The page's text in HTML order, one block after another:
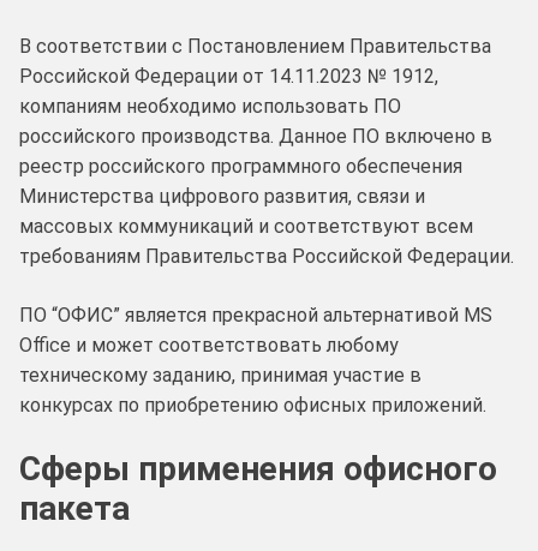
В соответствии с Постановлением Правительства
Российской Федерации от 14.11.2023 № 1912,
компаниям необходимо использовать ПО
российского производства. Данное ПО включено в
реестр российского программного обеспечения
Министерства цифрового развития, связи и
массовых коммуникаций и соответствуют всем
требованиям Правительства Российской Федерации.
ПО “ОФИС” является прекрасной альтернативой MS
Office и может соответствовать любому
техническому заданию, принимая участие в
конкурсах по приобретению офисных приложений.
Сферы применения офисного
пакета